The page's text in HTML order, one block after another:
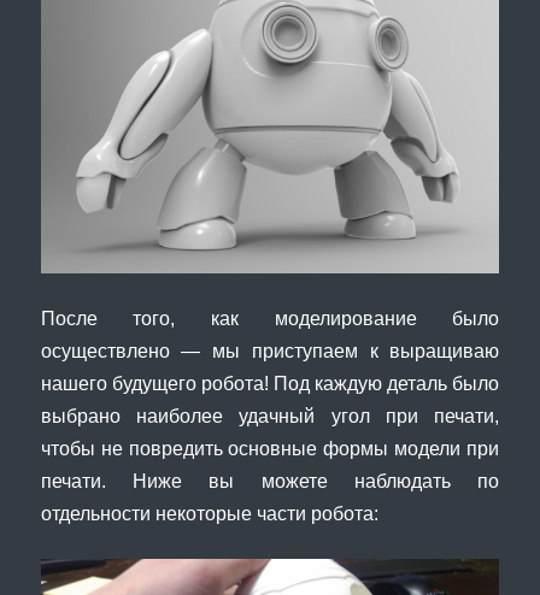
После того, как моделирование было
осуществлено — мы приступаем к выращиваю
нашего будущего робота! Под каждую деталь было
выбрано наиболее удачный угол при печати,
чтобы не повредить основные формы модели при
печати. Ниже вы можете наблюдать по
отдельности некоторые части робота: